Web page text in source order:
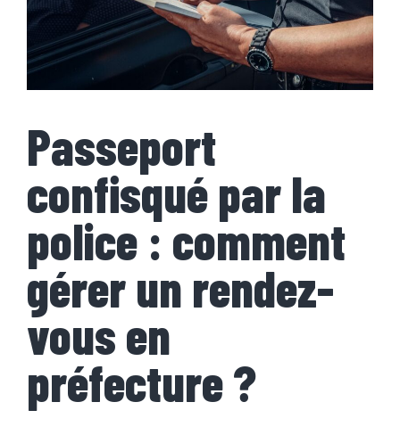
Passeport
confisqué par la
police : comment
gérer un rendez-
vous en
préfecture ?